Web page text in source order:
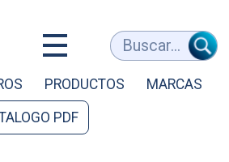
Buscar...
PRODUCTOS MARCAS
PDF